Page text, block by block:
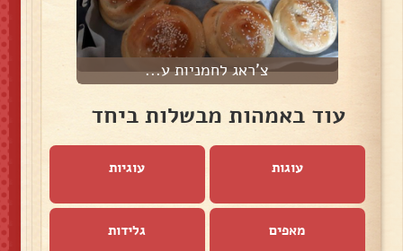
צ'ראג לחמניות ע...
עוד באמהות מבשלות ביחד
עוגות עוגיות
מאפים גלידות